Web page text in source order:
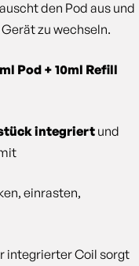
den Pod aus und
zu wechseln.
Pod + 10ml Refill
integriertund
einrasten,
integrierter Coil sorgt